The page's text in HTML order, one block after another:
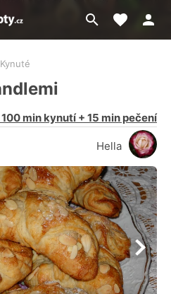
Přejít
na
Moje
Kynuté
Hella
min kynutí + 15 min pečení